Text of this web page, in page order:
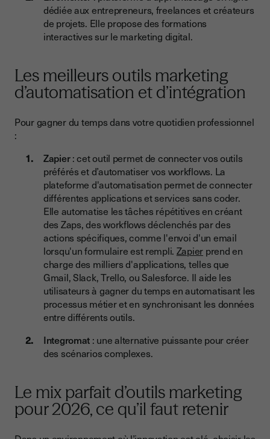
dédiée aux entrepreneurs, freelances et créateurs
de projets. Elle propose des formations
interactives sur le marketing digital.
Les meilleurs outils marketing
d’automatisation et d’intégration
Pour gagner du temps dans votre quotidien professionnel
:
Zapier: cet outil permet de connecter vos outils
préférés et d’automatiser vos workflows. La
plateforme d'automatisation permet de connecter
différentes applications et services sans coder.
Elle automatise les tâches répétitives en créant
des Zaps, des workflows déclenchés par des
actions spécifiques, comme l'envoi d'un email
lorsqu'un formulaire est rempli. Zapier prend en
charge des milliers d'applications, telles que
Gmail, Slack, Trello, ou Salesforce. Il aide les
utilisateurs à gagner du temps en automatisant les
processus métier et en synchronisant les données
entre différents outils.
Integromat : une alternative puissante pour créer
des scénarios complexes.
Le mix parfait d’outils marketing
pour 2026, ce qu’il faut retenir